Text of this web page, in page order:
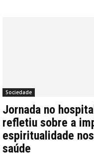
Sociedade
Jornada no
refletiu sobre a
espiritualidade
saúde